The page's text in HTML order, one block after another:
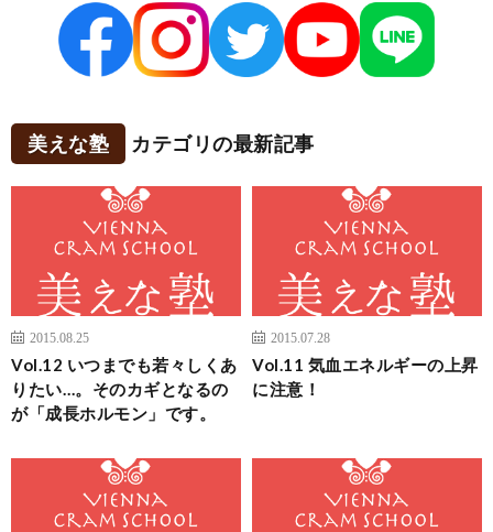
美えな塾 カテゴリの最新記事
2015.08.25
Vol.12 いつまでも若々しくあ
りたい…。そのカギとなるの
が「成長ホルモン」です。
2015.07.28
Vol.11 気血エネルギーの上昇
に注意！